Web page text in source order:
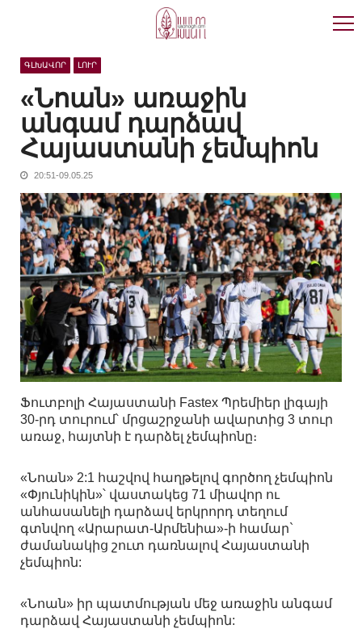
ԳԼԽԱՎՈՐ ԼՈՒՐ
«Նոան» առաջին
անգամ դարձավ
Հայաստանի չեմպիոն
20:51-09.05.25
Ֆուտբոլի Հայաստանի Fastex Պրեմիեր լիգայի
30-րդ տուրում՝ մրցաշրջանի ավարտից 3 տուր
առաջ, հայտնի է դարձել չեմպիոնը։
«Նոան» 2:1 հաշվով հաղթելով գործող չեմպիոն
«Փյունիկին»՝ վաստակեց 71 միավոր ու
անհասանելի դարձավ երկրորդ տեղում
գտնվող «Արարատ-Արմենիա»-ի համար`
ժամանակից շուտ դառնալով Հայաստանի
չեմպիոն:
«Նոան» իր պատմության մեջ առաջին անգամ
դարձավ Հայաստանի չեմպիոն: